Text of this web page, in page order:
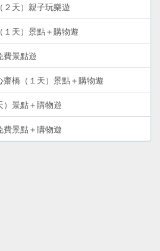
２天）親子玩樂遊
天）景點＋購物遊
費景點遊
橋（１天）景點＋購物遊
）景點＋購物遊
費景點＋購物遊